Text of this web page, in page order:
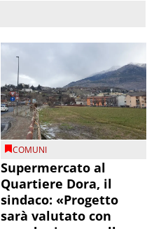
COMUNI
Supermercato al
Quartiere Dora, il
sindaco: «Progetto
sarà valutato con